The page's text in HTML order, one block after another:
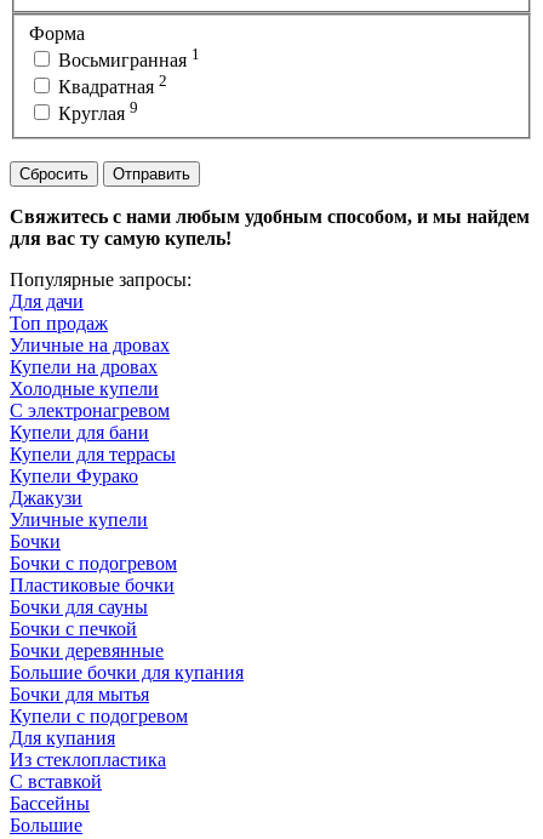
Форма
Восьмигранная 1
Квадратная 2
Круглая 9
Сбросить Отправить
Свяжитесь с нами любым удобным способом, и мы найдем
для вас ту самую купель!
Популярные запросы:
Для дачи
Топ продаж
Уличные на дровах
Купели на дровах
Холодные купели
С электронагревом
Купели для бани
Купели для террасы
Купели Фурако
Джакузи
Уличные купели
Бочки
Бочки с подогревом
Пластиковые бочки
Бочки для сауны
Бочки с печкой
Бочки деревянные
Большие бочки для купания
Бочки для мытья
Купели с подогревом
Для купания
Из стеклопластика
С вставкой
Бассейны
Большие